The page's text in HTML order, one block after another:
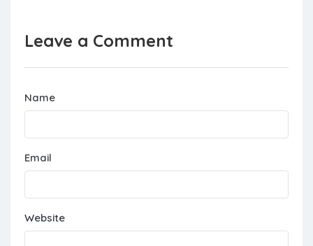
Leave a Comment
Name
Email
Website